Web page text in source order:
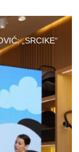
„SRCIKE“